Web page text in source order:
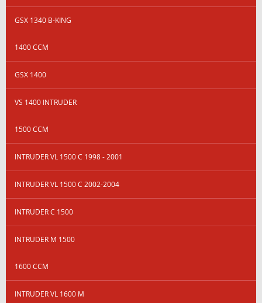
GSX 1340 B-KING
1400 CCM
GSX 1400
VS 1400 INTRUDER
1500 CCM
INTRUDER VL 1500 C 1998 - 2001
INTRUDER VL 1500 C 2002-2004
INTRUDER C 1500
INTRUDER M 1500
1600 CCM
INTRUDER VL 1600 M